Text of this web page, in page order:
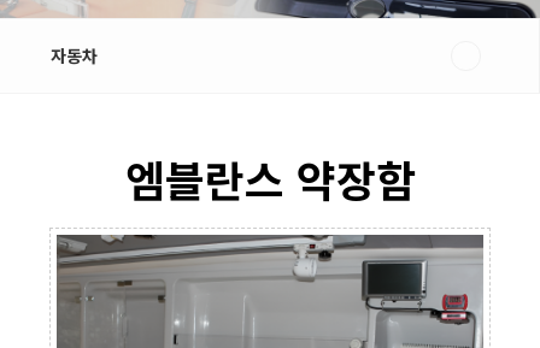
자동차
엠블란스 약장함